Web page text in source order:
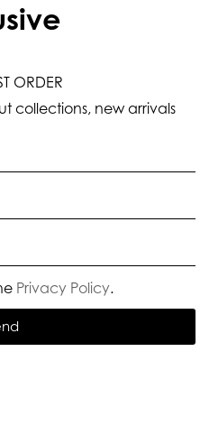
ORDER
collections, new arrivals
Privacy Policy.